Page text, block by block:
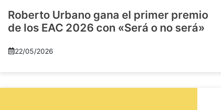
Roberto Urbano gana el primer premio
de los EAC 2026 con «Será o no será»
22/05/2026